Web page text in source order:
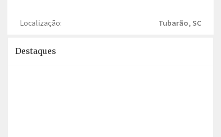
Localização: Tubarão, SC
Destaques